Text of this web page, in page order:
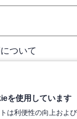
ついて
を使用しています
は利便性の向上およ